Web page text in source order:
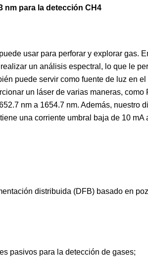
nm para la detección CH4
usar para perforar y explorar gas.
un análisis espectral, lo que le
puede servir como fuente de luz en
un láser de varias maneras,
nm a 1654.7 nm. Además, nuestro
una corriente umbral baja de 10 mA
distribuida (DFB) basado en
pasivos para la detección de gases;